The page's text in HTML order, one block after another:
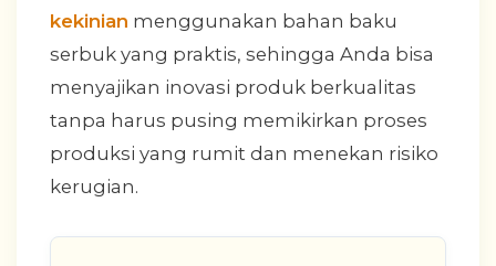
kekinian menggunakan bahan baku
serbuk yang praktis, sehingga Anda bisa
menyajikan inovasi produk berkualitas
tanpa harus pusing memikirkan proses
produksi yang rumit dan menekan risiko
kerugian.